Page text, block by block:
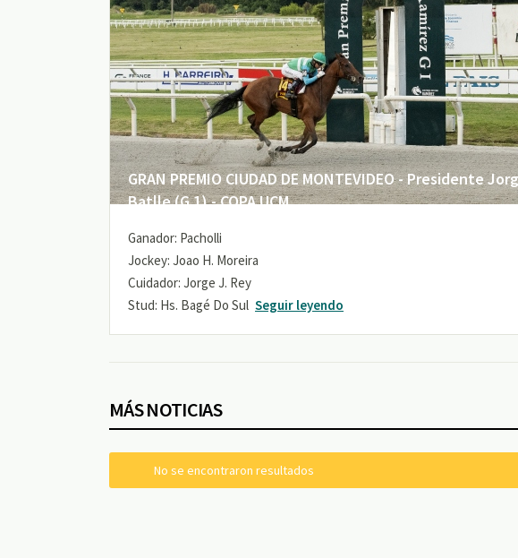
GRAN PREMIO CIUDAD DE MONTEVIDEO - Presidente
Batlle (G 1) - COPA UCM
Ganador: Pacholli
Jockey: Joao H. Moreira
Cuidador: Jorge J. Rey
Stud: Hs. Bagé Do Sul Seguir leyendo
MÁS NOTICIAS
No se encontraron resultados